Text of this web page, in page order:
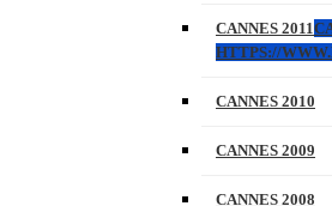
CANNES 2011
HTTPS://
CANNES 2010
CANNES 2009
CANNES 2008